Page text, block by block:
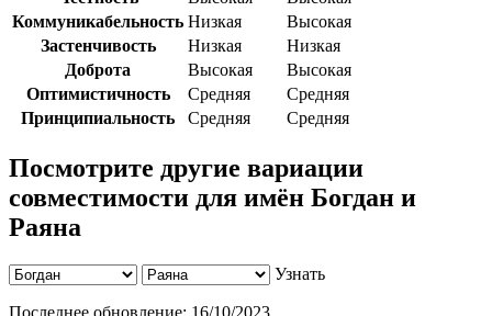
Коммуникабельность Низкая
Высокая
Застенчивость
Низкая
Низкая
Доброта
Высокая
Высокая
Оптимистичность
Средняя
Средняя
Принципиальность
Средняя Средняя
Посмотрите другие вариации
совместимости для имён Богдан и
Раяна
Узнать